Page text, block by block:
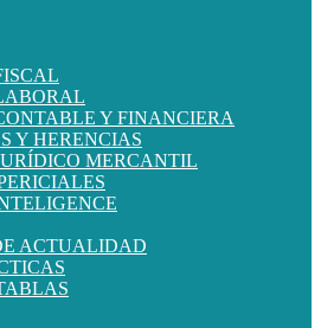
Y FINANCIERA
Y HERENCIAS
MERCANTIL
ACTUALIDAD